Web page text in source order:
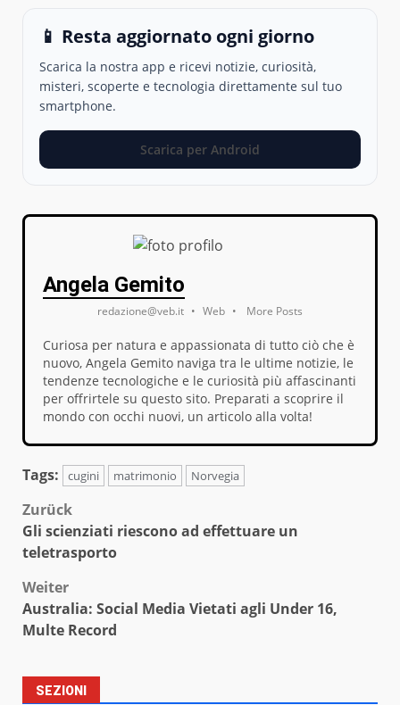
📱 Resta aggiornato ogni giorno
Scarica la nostra app e ricevi notizie, curiosità,
misteri, scoperte e tecnologia direttamente sul tuo
smartphone.
Scarica per Android
Angela Gemito
redazione@veb.it • Web • More Posts
Curiosa per natura e appassionata di tutto ciò che è
nuovo, Angela Gemito naviga tra le ultime notizie, le
tendenze tecnologiche e le curiosità più affascinanti
per offrirtele su questo sito. Preparati a scoprire il
mondo con occhi nuovi, un articolo alla volta!
Tags: cugini matrimonio Norvegia
Beitragsnavigation
Zurück
Gli scienziati riescono ad effettuare un
teletrasporto
Weiter
Australia: Social Media Vietati agli Under 16,
Multe Record
SEZIONI